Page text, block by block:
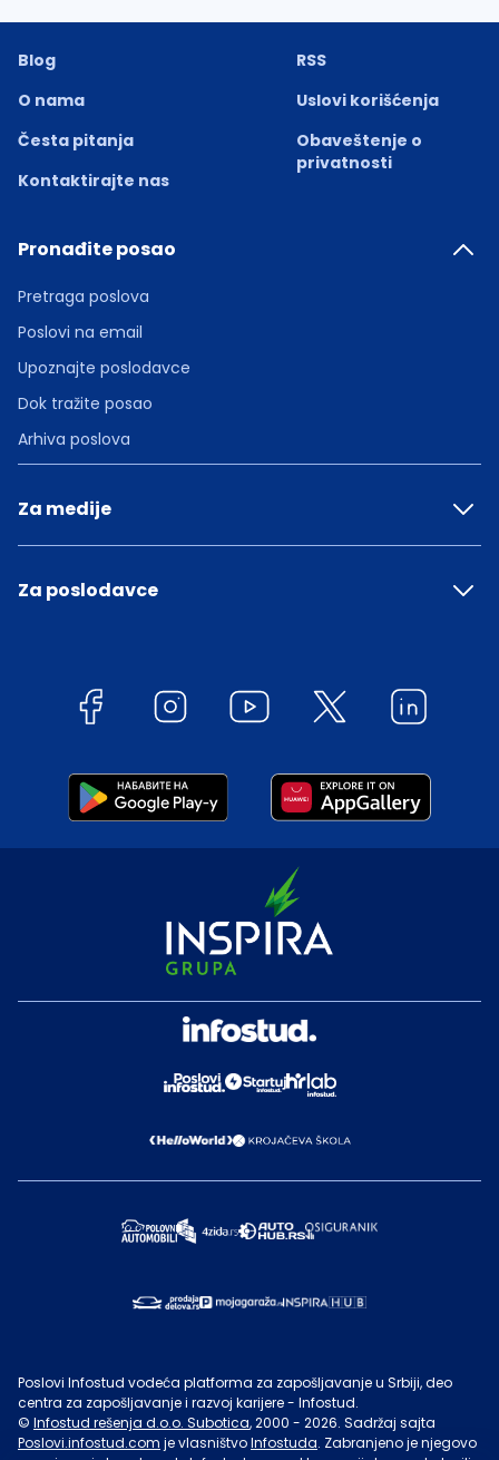
Blog
O nama
Česta pitanja
Kontaktirajte nas
RSS
Uslovi korišćenja
Obaveštenje o
privatnosti
Pronađite posao
Pretraga poslova
Poslovi na email
Upoznajte poslodavce
Dok tražite posao
Arhiva poslova
Za medije
Za poslodavce
Poslovi Infostud vodeća platforma za zapošljavanje u Srbiji, deo
centra za zapošljavanje i razvoj karijere - Infostud.
© Infostud rešenja d.o.o. Subotica, 2000 - 2026. Sadržaj sajta
Poslovi.infostud.com je vlasništvoInfostuda. Zabranjeno je njegovo